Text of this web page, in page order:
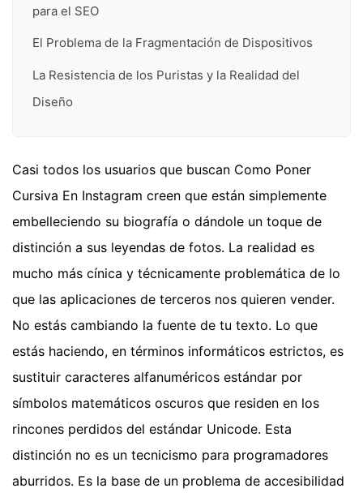
para el SEO
El Problema de la Fragmentación de Dispositivos
La Resistencia de los Puristas y la Realidad del
Diseño
Casi todos los usuarios que buscan Como Poner
Cursiva En Instagram creen que están simplemente
embelleciendo su biografía o dándole un toque de
distinción a sus leyendas de fotos. La realidad es
mucho más cínica y técnicamente problemática de lo
que las aplicaciones de terceros nos quieren vender.
No estás cambiando la fuente de tu texto. Lo que
estás haciendo, en términos informáticos estrictos, es
sustituir caracteres alfanuméricos estándar por
símbolos matemáticos oscuros que residen en los
rincones perdidos del estándar Unicode. Esta
distinción no es un tecnicismo para programadores
aburridos. Es la base de un problema de accesibilidad